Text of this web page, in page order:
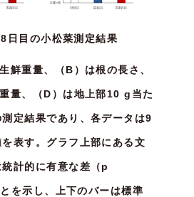
日目の小松菜測定結果
鮮重量、（B）は根の長さ、
重量、（D）は地上部10 g当た
定結果であり、各データは9
表す。グラフ上部にある文
計的に有意な差（p
を示し、上下のバーは標準